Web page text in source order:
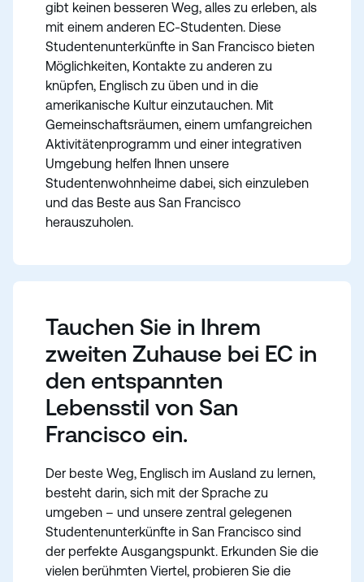
gibt keinen besseren Weg, alles zu erleben, als
mit einem anderen EC-Studenten. Diese
Studentenunterkünfte in San Francisco bieten
Möglichkeiten, Kontakte zu anderen zu
knüpfen, Englisch zu üben und in die
amerikanische Kultur einzutauchen. Mit
Gemeinschaftsräumen, einem umfangreichen
Aktivitätenprogramm und einer integrativen
Umgebung helfen Ihnen unsere
Studentenwohnheime dabei, sich einzuleben
und das Beste aus San Francisco
herauszuholen.
Tauchen Sie in Ihrem
zweiten Zuhause bei EC in
den entspannten
Lebensstil von San
Francisco ein.
Der beste Weg, Englisch im Ausland zu lernen,
besteht darin, sich mit der Sprache zu
umgeben – und unsere zentral gelegenen
Studentenunterkünfte in San Francisco sind
der perfekte Ausgangspunkt. Erkunden Sie die
vielen berühmten Viertel, probieren Sie die